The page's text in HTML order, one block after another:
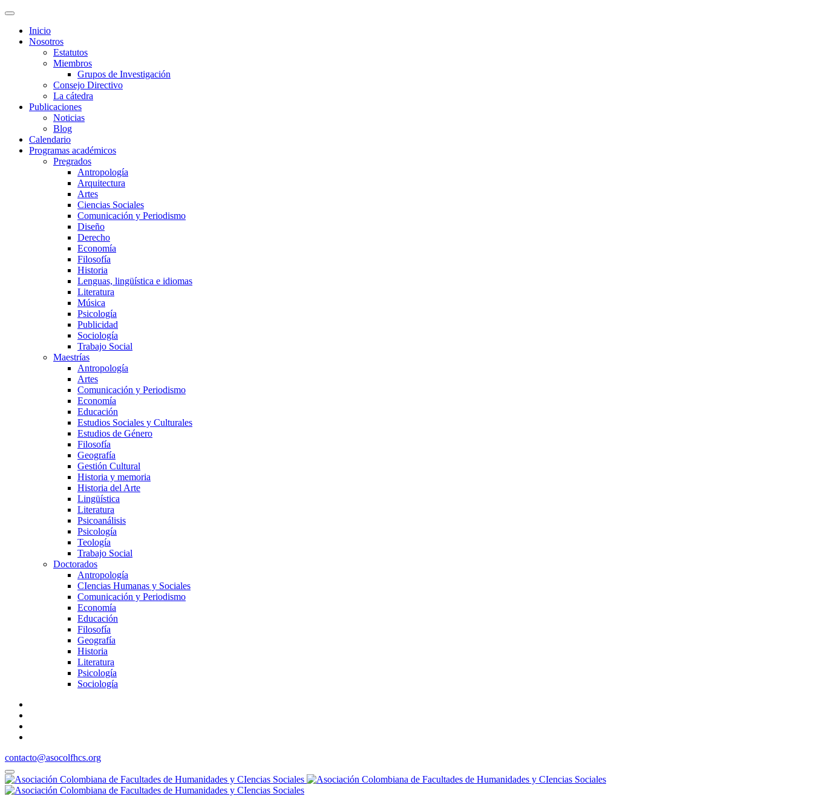
Inicio
Nosotros
Estatutos
Miembros
Grupos de Investigación
Consejo Directivo
La cátedra
Publicaciones
Noticias
Blog
Calendario
Programas académicos
Pregrados
Antropología
Arquitectura
Artes
Ciencias Sociales
Comunicación y Periodismo
Diseño
Derecho
Economía
Filosofía
Historia
Lenguas, lingüística e idiomas
Literatura
Música
Psicología
Publicidad
Sociología
Trabajo Social
Maestrías
Antropología
Artes
Comunicación y Periodismo
Economía
Educación
Estudios Sociales y Culturales
Estudios de Género
Filosofía
Geografía
Gestión Cultural
Historia y memoria
Historia del Arte
Lingüística
Literatura
Psicoanálisis
Psicología
Teología
Trabajo Social
Doctorados
Antropología
CIencias Humanas y Sociales
Comunicación y Periodismo
Economía
Educación
Filosofía
Geografía
Historia
Literatura
Psicología
Sociología
contacto@asocolfhcs.org